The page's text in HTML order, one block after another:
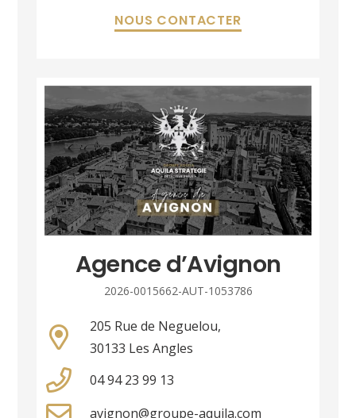
NOUS CONTACTER
Agence d’Avignon
2026-0015662-AUT-1053786
205 Rue de Neguelou,
30133 Les Angles
04 94 23 99 13
avignon@groupe-aquila.com